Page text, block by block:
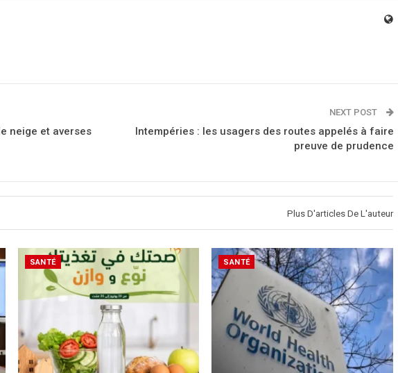
neige et averses
NEXT POST
Intempéries : les usagers des routes appelés à faire
preuve de prudence
Plus D'articles De L'auteur
SANTÉ SANTÉ